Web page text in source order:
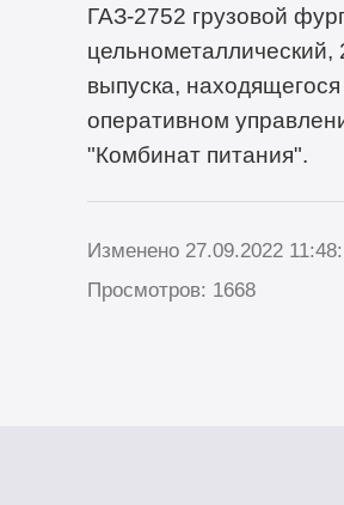
ГАЗ-2752 грузовой
цельнометаллический,
выпуска, находящегося
оперативном
"Комбинат питания".
Изменено 27.09.2022
Просмотров: 1668